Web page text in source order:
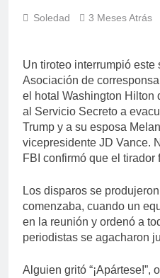
Soledad 3 Meses Atrás
Un tiroteo interrumpió
Asociación de
el hotal Washington Hilton
al Servicio Secreto a
Trump y a su esposa
vicepresidente JD Vance.
FBI confirmó que el tirador
Los disparos se
comenzaba, cuando un
en la reunión y ordenó a
periodistas se agacharon
Alguien gritó “¡Apártese!”,